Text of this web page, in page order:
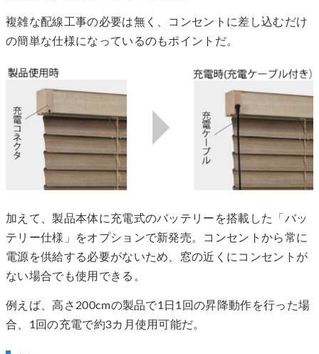
複雑な配線工事の必要は無く、コンセントに差し込むだけ
の簡単な仕様になっているのもポイントだ。
加えて、製品本体に充電式のバッテリーを搭載した「バッ
テリー仕様」をオプションで新発売。コンセントから常に
電源を供給する必要がないため、窓の近くにコンセントが
ない場合でも使用できる。
例えば、高さ200cmの製品で1日1回の昇降動作を行った場
合、1回の充電で約3カ月使用可能だ。